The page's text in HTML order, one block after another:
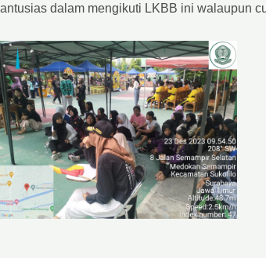
antusias dalam mengikuti LKBB ini walaupun